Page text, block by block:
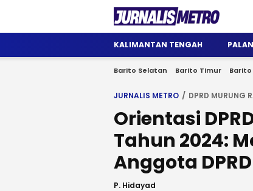
Jurnalis Metro
Satu Wadah Informasi
KALIMANTAN TENGAH
Barito Selatan Barito Timur
JURNALIS METRO DPRD MURUNG
Orientasi
Tahun 2024:
Anggota
P. Hidayad